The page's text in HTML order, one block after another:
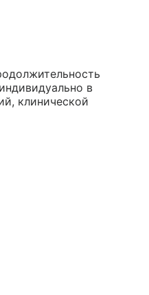
в
клинической